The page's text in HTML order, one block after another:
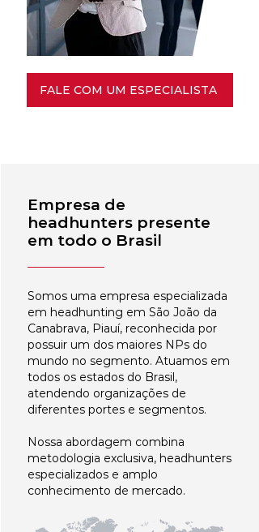
FALE COM UM ESPECIALISTA
Empresa de
headhunters presente
em todo o Brasil
Somos uma empresa especializada
em headhunting em São João da
Canabrava, Piauí, reconhecida por
possuir um dos maiores NPs do
mundo no segmento. Atuamos em
todos os estados do Brasil,
atendendo organizações de
diferentes portes e segmentos.
Nossa abordagem combina
metodologia exclusiva, headhunters
especializados e amplo
conhecimento de mercado.